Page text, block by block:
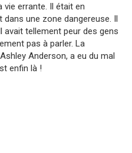
errante. Il était en
une zone dangereuse. Il
avait tellement peur des gens
pas à parler. La
Anderson, a eu du mal
enfin là !